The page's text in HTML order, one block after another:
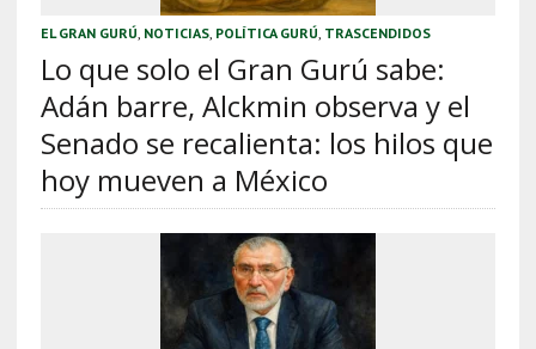
EL GRAN GURÚ NOTICIAS, POLÍTICA GURÚ TRASCENDIDOS
Lo que solo el Gran Gurú sabe:
Adán barre, Alckmin observa y el
Senado se recalienta: los hilos que
hoy mueven a México